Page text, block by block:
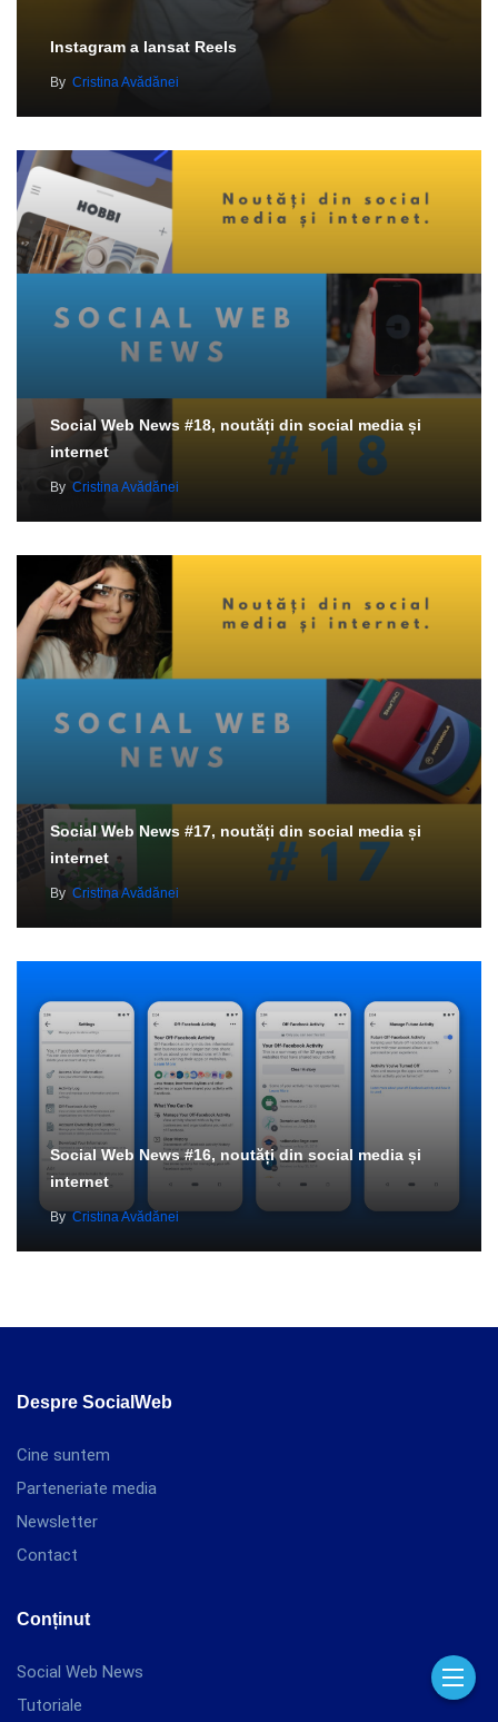
Instagram a lansat Reels
By Cristina Avădănei
Social Web News #18, noutăți din social media și
internet
By Cristina Avădănei
Social Web News #17, noutăți din social media și
internet
By Cristina Avădănei
Social Web News #16, noutăți din social media și
internet
By Cristina Avădănei
Despre SocialWeb
Cine suntem
Parteneriate media
Newsletter
Contact
Conținut
Social Web News
Tutoriale